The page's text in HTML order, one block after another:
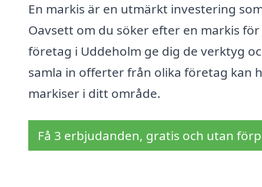
En markis är en utmärkt investering
Oavsett om du söker efter en markis
företag i Uddeholm ge dig de verktyg
samla in offerter från olika företag kan
markiser i ditt område.
Få 3 erbjudanden, gratis och utan